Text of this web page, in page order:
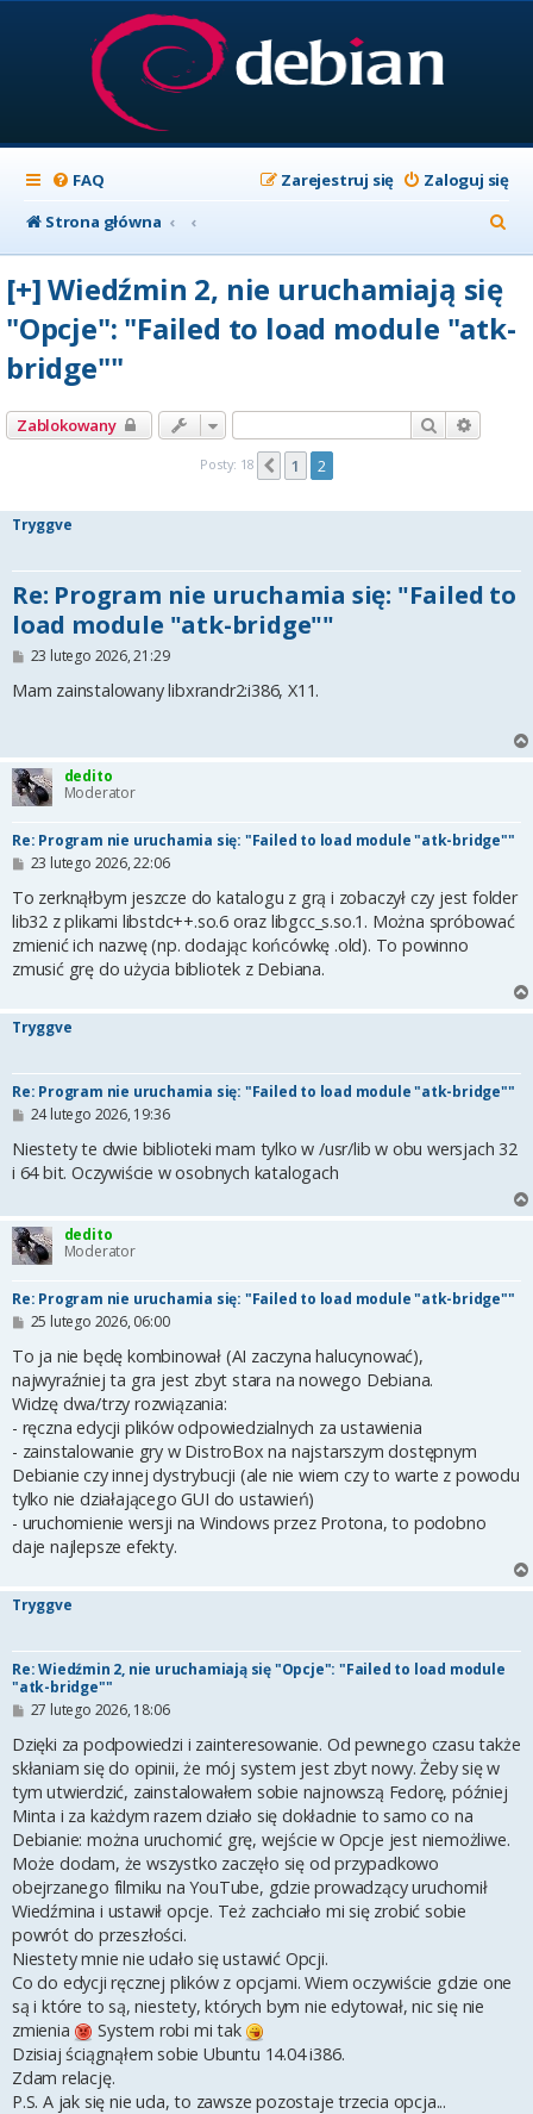
FAQ Zaloguj się
Zarejestruj się
Strona główna
z
[+] Wiedźmin 2, nie uruchamiają się
"Opcje": "Failed to load module "atk-
bridge""
Zablokowany Szukaj
Posty: 18 Poprzednia
1 2
Tryggve
Re: Program nie uruchamia się: "Failed to
load module "atk-bridge""
P
s
23 lutego 2026, 21:29
Mam zainstalowany libxrandr2:i386, X11.
dedito
Moderator
Re: Program nie uruchamia się: "Failed to load module "atk-bridge""
P
s
t
23 lutego 2026, 22:06
To zerknąłbym jeszcze do katalogu z grą i zobaczył czy jest folder
lib32 z plikami libstdc++.so.6 oraz libgcc_s.so.1. Można spróbować
zmienić ich nazwę (np. dodając końcówkę .old). To powinno
zmusić grę do użycia bibliotek z Debiana.
Tryggve
Re: Program nie uruchamia się: "Failed to load module "atk-bridge""
P
s
t
24 lutego 2026, 19:36
Niestety te dwie biblioteki mam tylko w /usr/lib w obu wersjach 32
i 64 bit. Oczywiście w osobnych katalogach
dedito
Moderator
Re: Program nie uruchamia się: "Failed to load module "atk-bridge""
P
s
25 lutego 2026, 06:00
To ja nie będę kombinował (AI zaczyna halucynować),
najwyraźniej ta gra jest zbyt stara na nowego Debiana.
Widzę dwa/trzy rozwiązania:
- ręczna edycji plików odpowiedzialnych za ustawienia
- zainstalowanie gry w DistroBox na najstarszym dostępnym
Debianie czy innej dystrybucji (ale nie wiem czy to warte z powodu
tylko nie działającego GUI do ustawień)
- uruchomienie wersji na Windows przez Protona, to podobno
daje najlepsze efekty.
Tryggve
Re: Wiedźmin 2, nie uruchamiają się "Opcje": "Failed to load module
"atk-bridge""
P
s
t
27 lutego 2026, 18:06
Dzięki za podpowiedzi i zainteresowanie. Od pewnego czasu także
skłaniam się do opinii, że mój system jest zbyt nowy. Żeby się w
tym utwierdzić, zainstalowałem sobie najnowszą Fedorę, później
Minta i za każdym razem działo się dokładnie to samo co na
Debianie: można uruchomić grę, wejście w Opcje jest niemożliwe.
Może dodam, że wszystko zaczęło się od przypadkowo
obejrzanego filmiku na YouTube, gdzie prowadzący uruchomił
Wiedźmina i ustawił opcje. Też zachciało mi się zrobić sobie
powrót do przeszłości.
Niestety mnie nie udało się ustawić Opcji.
Co do edycji ręcznej plików z opcjami. Wiem oczywiście gdzie one
są i które to są, niestety, których bym nie edytował, nic się nie
zmienia
System robi mi tak
Dzisiaj ściągnąłem sobie Ubuntu 14.04 i386.
Zdam relację.
P.S. A jak się nie uda, to zawsze pozostaje trzecia opcja...